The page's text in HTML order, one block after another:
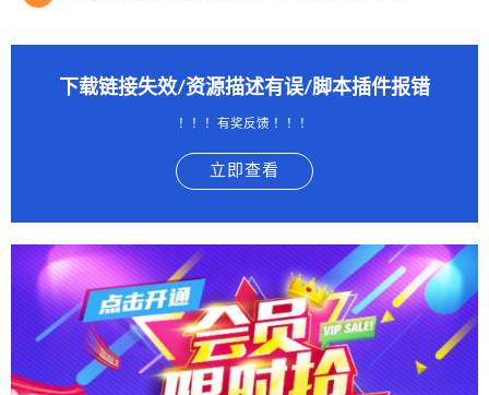
下载链接失效/资源描述有误/脚本插件报错
！！！有奖反馈 ！！！
立即查看